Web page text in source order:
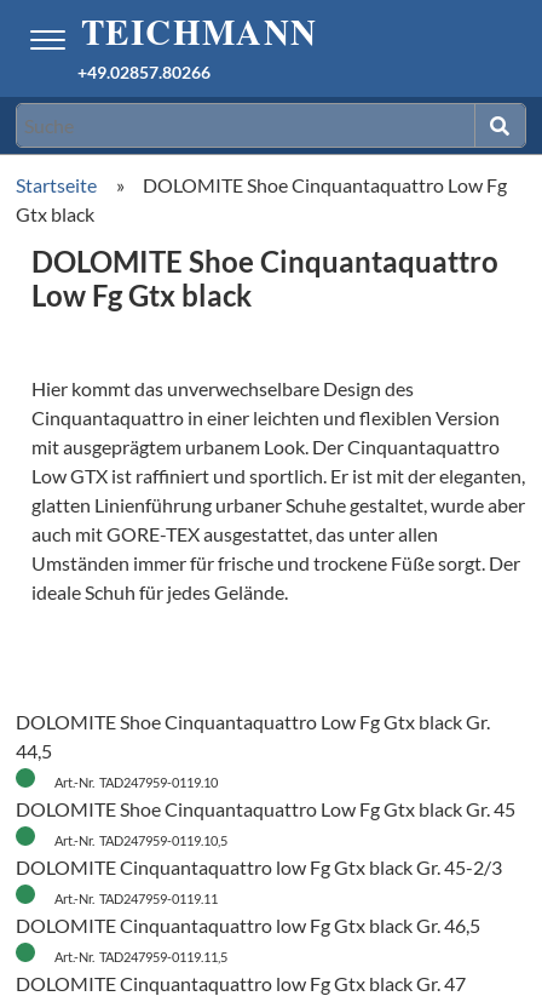
+49.02857.80266
Startseite »
DOLOMITE Shoe Cinquantaquattro Low Fg
Gtx black
DOLOMITE Shoe Cinquantaquattro
Low Fg Gtx black
Hier kommt das unverwechselbare Design des
Cinquantaquattro in einer leichten und flexiblen Version
mit ausgeprägtem urbanem Look. Der Cinquantaquattro
Low GTX ist raffiniert und sportlich. Er ist mit der eleganten,
glatten Linienführung urbaner Schuhe gestaltet, wurde aber
auch mit GORE-TEX ausgestattet, das unter allen
Umständen immer für frische und trockene Füße sorgt. Der
ideale Schuh für jedes Gelände.
DOLOMITE Shoe Cinquantaquattro Low Fg Gtx black Gr.
44,5
Art.-Nr. TAD247959-0119.10
DOLOMITE Shoe Cinquantaquattro Low Fg Gtx black Gr. 45
Art.-Nr. TAD247959-0119.10,5
DOLOMITE Cinquantaquattro low Fg Gtx black Gr. 45-2/3
Art.-Nr. TAD247959-0119.11
DOLOMITE Cinquantaquattro low Fg Gtx black Gr. 46,5
Art.-Nr. TAD247959-0119.11,5
DOLOMITE Cinquantaquattro low Fg Gtx black Gr. 47